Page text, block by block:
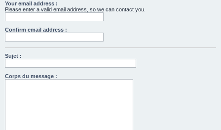
Your email address :
Please enter a valid email address, so we can contact you.
Confirm email address :
Sujet :
Corps du message :